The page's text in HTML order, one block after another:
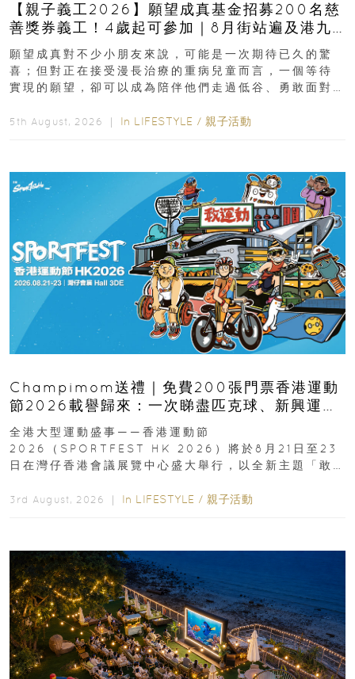
【親子義工2026】願望成真基金招募200名慈
善獎券義工！4歲起可參加｜8月街站遍及港九
新界
願望成真對不少小朋友來說，可能是一次期待已久的驚
喜；但對正在接受漫長治療的重病兒童而言，一個等待
實現的願望，卻可以成為陪伴他們走過低谷、勇敢面對
5th August, 2026 ｜ In LIFESTYLE / 親子活動
Champimom送禮｜免費200張門票香港運動
節2026載譽歸來：一次睇盡匹克球、新興運
動、街舞比賽＋逾百運動品牌展覽
全港大型運動盛事——香港運動節
2026（SPORTFEST HK 2026）將於8月21日至23
日在灣仔香港會議展覽中心盛大舉行，以全新主題「敢
3rd August, 2026 ｜ In LIFESTYLE / 親子活動